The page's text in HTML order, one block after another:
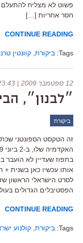
פשוט לא מצליח להתעלם
חסר אחריות […]
CONTINUE READING
Tags: ביקורת קוונטין
12 ספטמבר 2009 | 23:43
״לבנון״,
ביקורת
זה הטקסט הספונטני
בתפוז שעדיין לא הועבר
אותו עכשיו כאן בשנית
לסרט הישראלי הראשון
הפסטיבלים הגדולים
CONTINUE READING
Tags: ביקורת קולנוע